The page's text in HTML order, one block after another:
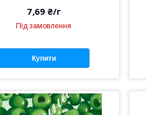
7,69 ₴/г
Під замовлення
Купити